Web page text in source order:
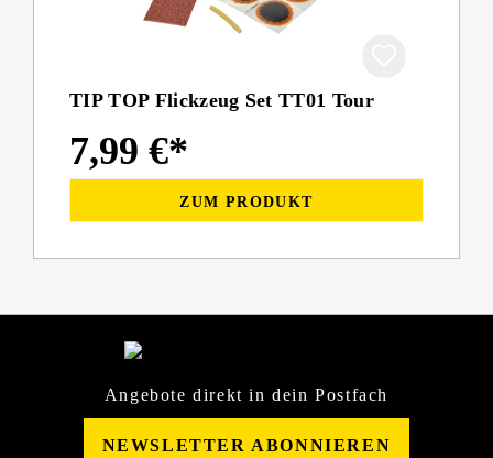
TIP TOP Flickzeug Set TT01 Tour
7,99 €*
ZUM PRODUKT
Angebote direkt in dein Postfach
NEWSLETTER ABONNIEREN